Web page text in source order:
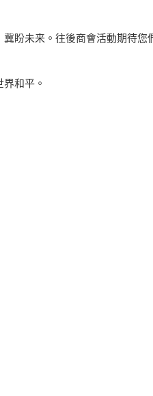
盼未来。往後商會活動期待您
和平。